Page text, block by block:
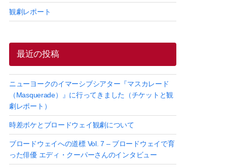
観劇レポート
最近の投稿
ニューヨークのイマーシブシアター『マスカレード
（Masquerade）』に行ってきました（チケットと観
劇レポート）
時差ボケとブロードウェイ観劇について
ブロードウェイへの道標 Vol. 7 – ブロードウェイで育
った俳優 エディ・クーパーさんのインタビュー